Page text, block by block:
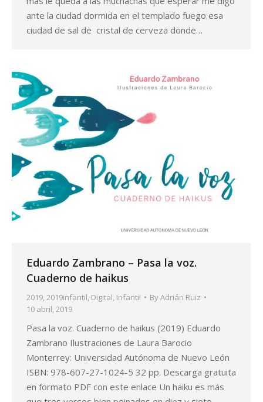
ante la ciudad dormida en el templado fuego esa
ciudad de sal de cristal de cerveza donde…
Eduardo Zambrano – Pasa la voz.
Cuaderno de haikus
2019,2019infantil, Digital, Infantil ByAdrián Ruiz
10 abril, 2019
Pasa la voz. Cuaderno de haikus (2019) Eduardo
Zambrano Ilustraciones de Laura Barocio
Monterrey: Universidad Autónoma de Nuevo León
ISBN: 978-607-27-1024-5 32 pp. Descarga gratuita
en formato PDF con este enlace Un haiku es más